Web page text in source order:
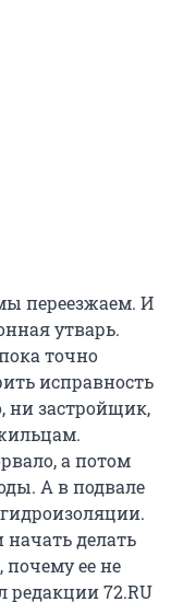
переезжаем. И
утварь.
точно
исправность
ни застройщик,
а потом
А в подвале
делать
ее не
редакции 72.RU